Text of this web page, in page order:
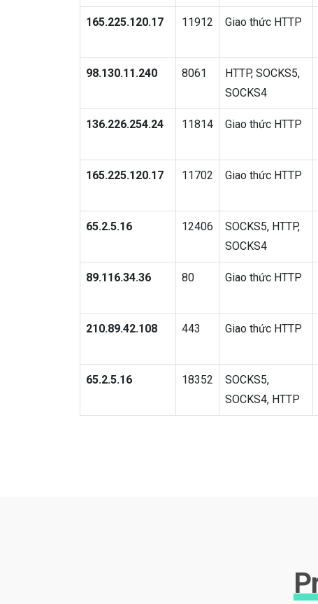
165.225.120.17 11912 Giao thức HTTP
98.130.11.240 8061
HTTP, SOCKS5,
SOCKS4
136.226.254.24 11814 Giao thức HTTP
165.225.120.17 11702 Giao thức HTTP
65.2.5.16 12406
SOCKS5, HTTP,
SOCKS4
89.116.34.36 80 Giao thức HTTP
210.89.42.108 443 Giao thức HTTP
65.2.5.16 18352
SOCKS5,
SOCKS4, HTTP